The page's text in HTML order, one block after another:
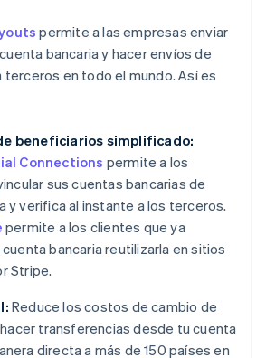
permite a las empresas enviar
bancaria y hacer envíos de
en todo el mundo. Así es
beneficiarios simplificado:
Connections permite a los
sus cuentas bancarias de
y verifica al instante a los terceros.
permite a los clientes que ya
bancaria reutilizarla en sitios
Stripe.
Reduce los costos de cambio de
transferencias desde tu cuenta
directa a más de 150 países en